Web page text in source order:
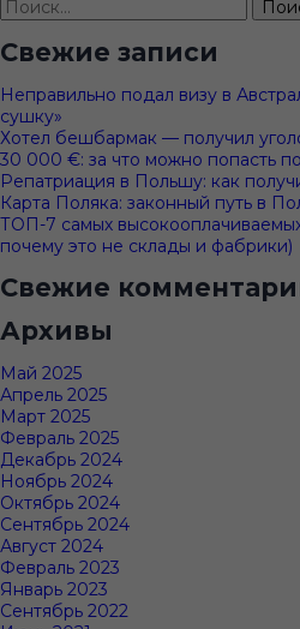
Свежие записи
Неправильно подал визу в
сушку»
Хотел бешбармак — получил
30 000 €: за что можно попасть
Репатриация в Польшу: как
Карта Поляка: законный путь в
ТОП-7 самых
почему это не склады и фабрики)
Свежие
Архивы
Май 2025
Апрель 2025
Март 2025
Февраль 2025
Декабрь 2024
Ноябрь 2024
Октябрь 2024
Сентябрь 2024
Август 2024
Февраль 2023
Январь 2023
Сентябрь 2022